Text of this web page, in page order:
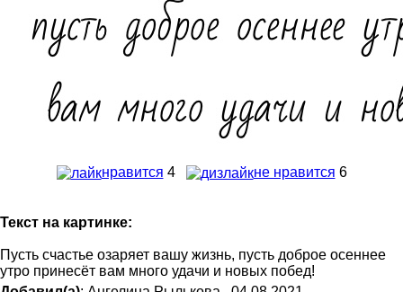
нравится 4 не нравится 6
Текст на картинке:
Пусть счастье озаряет вашу жизнь, пусть доброе осеннее
утро принесёт вам много удачи и новых побед!